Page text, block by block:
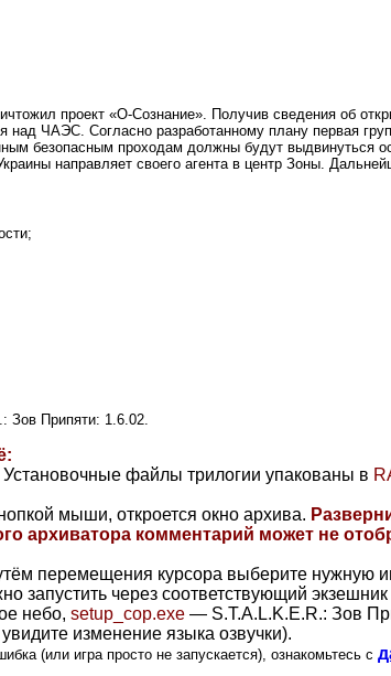
проект «О-Сознание». Получив сведения об
ЧАЭС. Согласно разработанному плану первая
безопасным проходам должны будут выдвинуться
направляет своего агента в центр Зоны.
Зов Припяти: 1.6.02.
файлы трилогии упакованы в
мыши, откроется окно архива.
архиватора комментарий может не
перемещения курсора выберите нужную
через соответствующий экзешник
небо, setup_cop.exe — S.T.A.L.K.E.R.: Зов
изменение языка озвучки).
(или игра просто не запускается), ознакомьтесь с